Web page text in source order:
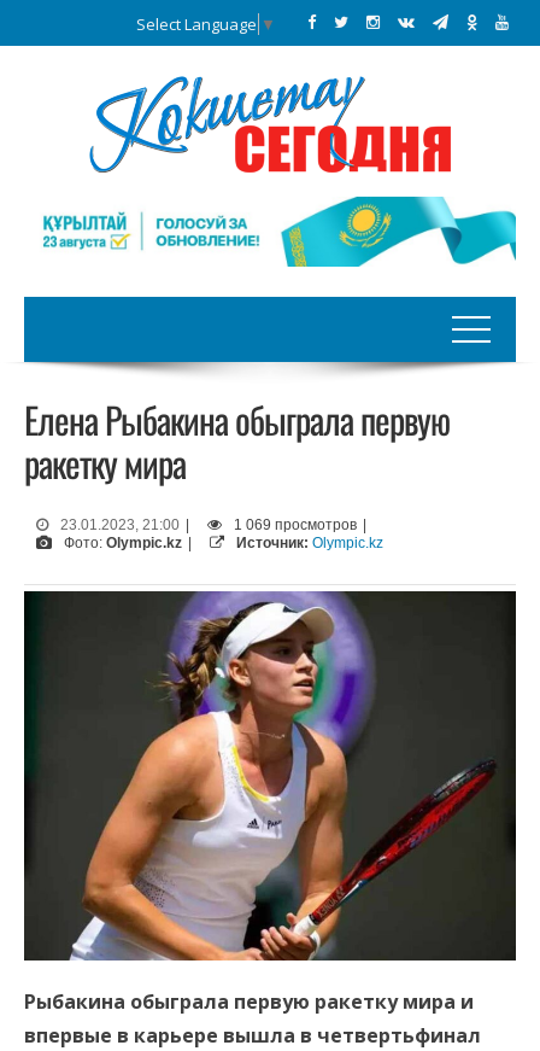
Select Language ▼
Елена Рыбакина обыграла первую
ракетку мира
23.01.2023, 21:00 1 069 просмотров
Фото: Olympic.kz Источник: Olympic.kz
Рыбакина обыграла первую ракетку мира и
впервые в карьере вышла в четвертьфинал